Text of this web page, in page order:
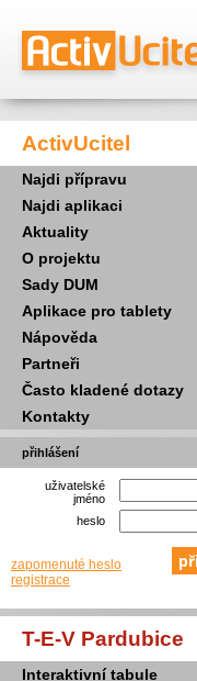
ActivUcitel
Najdi přípravu
Najdi aplikaci
Aktuality
O projektu
Sady DUM
Aplikace pro tablety
Nápověda
Partneři
Často kladené dotazy
Kontakty
přihlášení
uživatelské
jméno
heslo
zapomenuté heslo
registrace
T-E-V Pardubice
Interaktivní tabule